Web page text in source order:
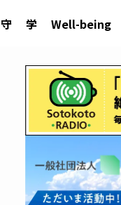
守 学 Well-being